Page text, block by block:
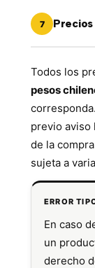
7
Todos los
pesos
previo aviso
de la
sujeta a
ERROR
En caso
un
derecho